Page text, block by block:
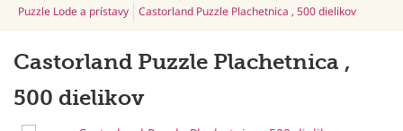
Puzzle Lode a prístavy
Castorland Puzzle Plachetnica , 500 dielikov
Castorland Puzzle Plachetnica ,
500 dielikov